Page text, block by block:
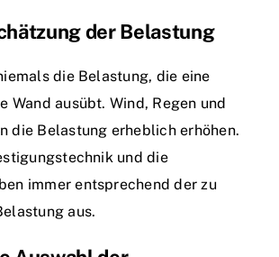
der Belastung
die Belastung, die eine
Wand ausübt. Wind, Regen und
die Belastung erheblich erhöhen.
und die
immer entsprechend der zu
aus.